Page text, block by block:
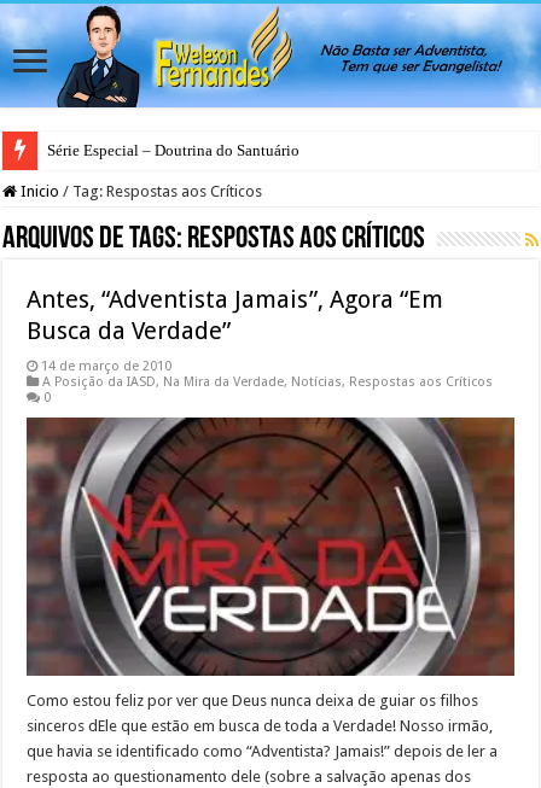
Série Especial – Doutrina do Santuário
Inicio / Tag:Respostas aos Críticos
Arquivos de Tags: Respostas aos Críticos
Antes, “Adventista Jamais”, Agora “Em
Busca da Verdade”
14 de março de 2010
A Posição da IASD, Na Mira da Verdade, Notícias, Respostas aos Críticos
0
Como estou feliz por ver que Deus nunca deixa de guiar os filhos
sinceros dEle que estão em busca de toda a Verdade! Nosso irmão,
que havia se identificado como “Adventista? Jamais!” depois de ler a
resposta ao questionamento dele (sobre a salvação apenas dos